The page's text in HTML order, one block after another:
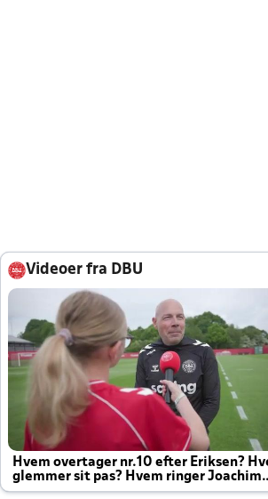
Videoer fra DBU
Hvem overtager nr.10 efter Eriksen?
glemmer sit pas? Hvem ringer Joachim
altid til efter kampe?